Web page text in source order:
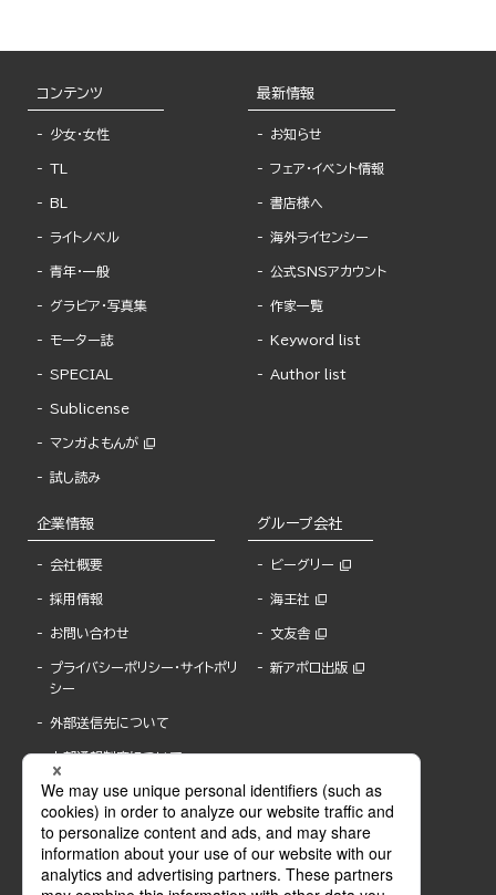
コンテンツ
少女・女性
TL
BL
ライトノベル
青年・一般
グラビア・写真集
モーター誌
SPECIAL
Sublicense
マンガよもんが
試し読み
最新情報
お知らせ
フェア・イベント情報
書店様へ
海外ライセンシー
公式SNSアカウント
作家一覧
Keyword list
Author list
企業情報
会社概要
採用情報
お問い合わせ
プライバシーポリシー・サイトポリ
シー
外部送信先について
内部通報制度について
グループ会社
ビーグリー
海王社
文友舎
新アポロ出版